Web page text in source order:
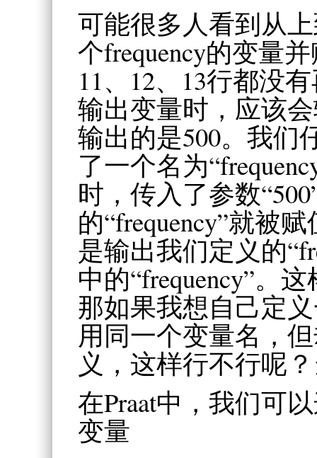
可能很多人看到从
个frequency的变量
11、12、13行都没
输出变量时，应该
输出的是500。我们
了一个名为
时，传入了参数
的“frequency”就被
是输出我们定义的
中的“frequency”。
那如果我想自己定
用同一个变量名，
义，这样行不行呢
在Praat中，我们可
变量